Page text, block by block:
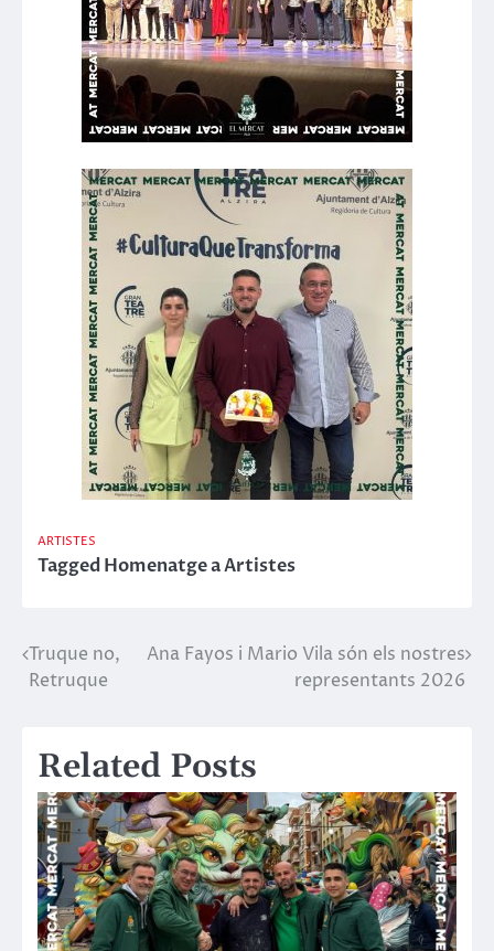
ARTISTES
TaggedHomenatge a Artistes
Navegació
d'entrades
Truque no,
Retruque
Ana Fayos i Mario Vila són els nostres
representants 2026
Related Posts